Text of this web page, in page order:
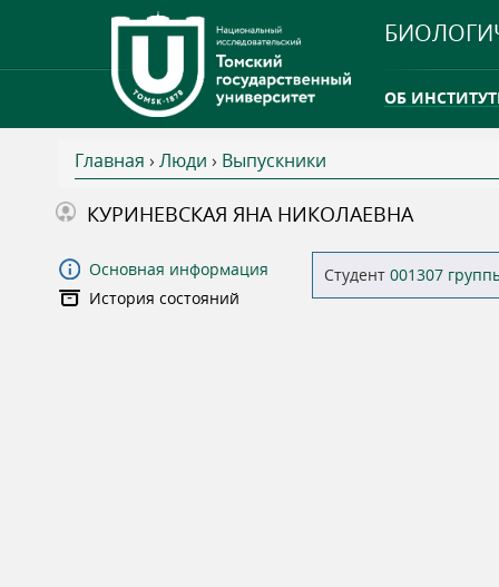
ОБ
ТГУ ОТКРЫЛ
В
ы
з
Главная › Люди › Выпускники
КУРИНЕВСКАЯ ЯНА НИКОЛАЕВНА
Основная информация
История состояний
Студент 001307